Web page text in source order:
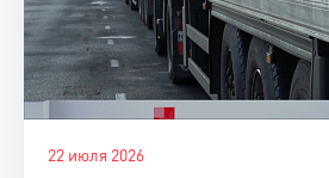
22 июля 2026